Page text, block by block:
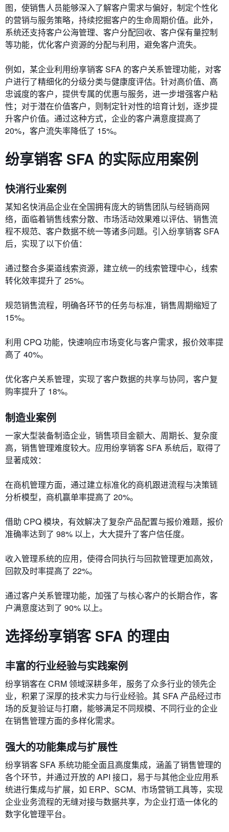
图，使销售人员能够深入了解客户需求与偏好，制定个性化
的营销与服务策略，持续挖掘客户的生命周期价值。此外，
系统还支持客户公海管理、客户分配回收、客户保有量控制
等功能，优化客户资源的分配与利用，避免客户流失。
例如，某企业利用纷享销客 SFA 的客户关系管理功能，对客
户进行了精细化的分级分类与健康度评估。针对高价值、高
忠诚度的客户，提供专属的优惠与服务，进一步增强客户粘
性；对于潜在价值客户，则制定针对性的培育计划，逐步提
升客户价值。通过这种方式，企业的客户满意度提高了
20%，客户流失率降低了 15%。
纷享销客 SFA 的实际应用案例
快消行业案例
某知名快消品企业在全国拥有庞大的销售团队与经销商网
络，面临着销售线索分散、市场活动效果难以评估、销售流
程不规范、客户数据不统一等诸多问题。引入纷享销客 SFA
后，实现了以下价值：
通过整合多渠道线索资源，建立统一的线索管理中心，线索
转化效率提升了 25%。
规范销售流程，明确各环节的任务与标准，销售周期缩短了
15%。
利用 CPQ 功能，快速响应市场变化与客户需求，报价效率提
高了 40%。
优化客户关系管理，实现了客户数据的共享与协同，客户复
购率提升了 18%。
制造业案例
一家大型装备制造企业，销售项目金额大、周期长、复杂度
高，销售管理难度较大。应用纷享销客 SFA 系统后，取得了
显著成效：
在商机管理方面，通过建立标准化的商机跟进流程与决策链
分析模型，商机赢单率提高了 20%。
借助 CPQ 模块，有效解决了复杂产品配置与报价难题，报价
准确率达到了 98% 以上，大大提升了客户信任度。
收入管理系统的应用，使得合同执行与回款管理更加高效，
回款及时率提高了 22%。
通过客户关系管理功能，加强了与核心客户的长期合作，客
户满意度达到了 90% 以上。
选择纷享销客 SFA 的理由
丰富的行业经验与实践案例
纷享销客在 CRM 领域深耕多年，服务了众多行业的领先企
业，积累了深厚的技术实力与行业经验。其 SFA 产品经过市
场的反复验证与打磨，能够满足不同规模、不同行业的企业
在销售管理方面的多样化需求。
强大的功能集成与扩展性
纷享销客 SFA 系统功能全面且高度集成，涵盖了销售管理的
各个环节，并通过开放的 API 接口，易于与其他企业应用系
统进行集成与扩展，如 ERP、SCM、市场营销工具等，实现
企业业务流程的无缝对接与数据共享，为企业打造一体化的
数字化管理平台。